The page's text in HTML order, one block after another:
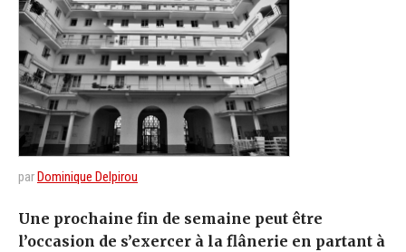
parDominique Delpirou
Une prochaine fin de semaine peut être
l’occasion de s’exercer à la flânerie en partant à